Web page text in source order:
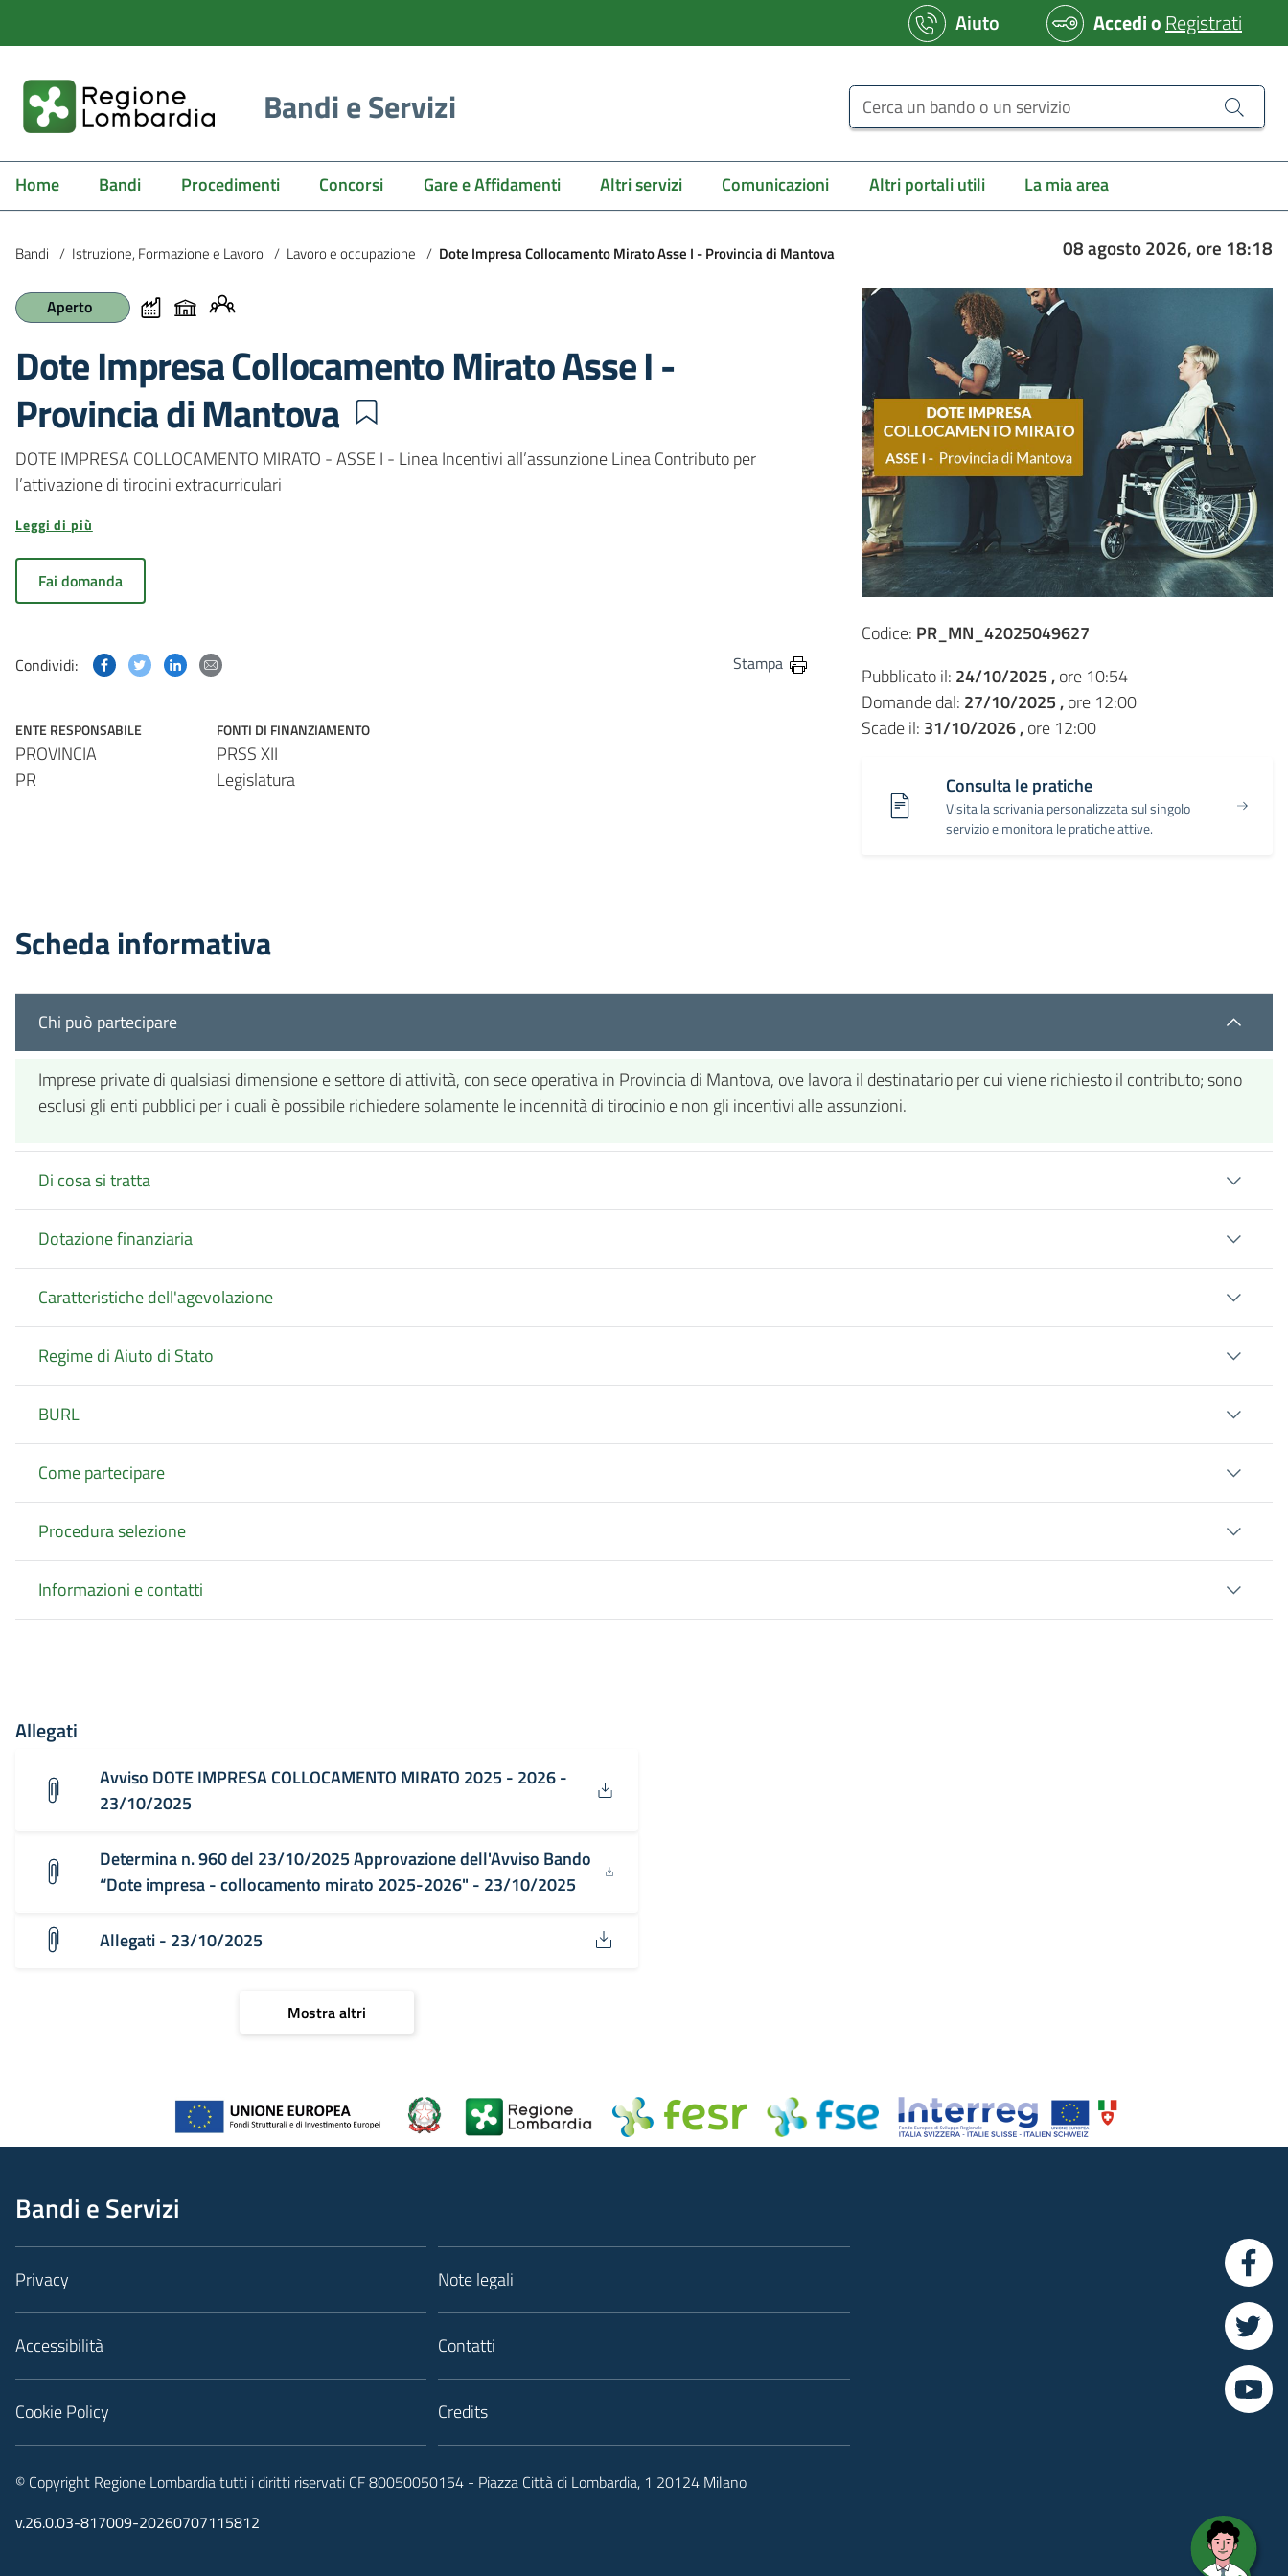
Aiuto AccedioRegistrati
Bandi e Servizi Cerca un bando o un servizio
Home Bandi Procedimenti Concorsi Gare e Affidamenti Altri servizi Comunicazioni Altri portali utili La mia area
Bandi / Istruzione, Formazione e Lavoro / Lavoro e occupazione / Dote Impresa Collocamento Mirato Asse I - Provincia di Mantova 08 agosto 2026, ore 18:18
Aperto
Dote Impresa Collocamento Mirato Asse I -
Provincia di Mantova
DOTE IMPRESA COLLOCAMENTO MIRATO - ASSE I - Linea Incentivi all’assunzione Linea Contributo per
l’attivazione di tirocini extracurriculari
Leggi di più
Fai domanda
Condividi: Condividi questa pagina su Facebook
Condividi questa pagina su Twitter
Condividi questa pagina su Linkedin Stampa
ENTE RESPONSABILE
PROVINCIA
PR
FONTI DI FINANZIAMENTO
PRSS XII
Legislatura
Codice: PR_MN_42025049627
Pubblicato il: 24/10/2025 ,ore 10:54
Domande dal: 27/10/2025 ,ore 12:00
Scade il: 31/10/2026 ,ore 12:00
Consulta le pratiche
Visita la scrivania personalizzata sul singolo
servizio e monitora le pratiche attive.
Scheda informativa
Chi può partecipare
Imprese private di qualsiasi dimensione e settore di attività, con sede operativa in Provincia di Mantova, ove lavora il destinatario per cui viene richiesto il contributo; sono
esclusi gli enti pubblici per i quali è possibile richiedere solamente le indennità di tirocinio e non gli incentivi alle assunzioni.
Di cosa si tratta
Dotazione finanziaria
Caratteristiche dell'agevolazione
Regime di Aiuto di Stato
BURL
Come partecipare
Procedura selezione
Informazioni e contatti
Allegati
Avviso DOTE IMPRESA COLLOCAMENTO MIRATO 2025 - 2026 -
23/10/2025
Determina n. 960 del 23/10/2025 Approvazione dell'Avviso Bando
“Dote impresa - collocamento mirato 2025-2026" - 23/10/2025
Allegati - 23/10/2025
Mostra altri
Bandi e Servizi
Privacy
Accessibilità
Cookie Policy
Note legali
Contatti
Credits
© Copyright Regione Lombardia tutti i diritti riservati CF 80050050154 - Piazza Città di Lombardia, 1 20124 Milano
v.26.0.03-817009-20260707115812